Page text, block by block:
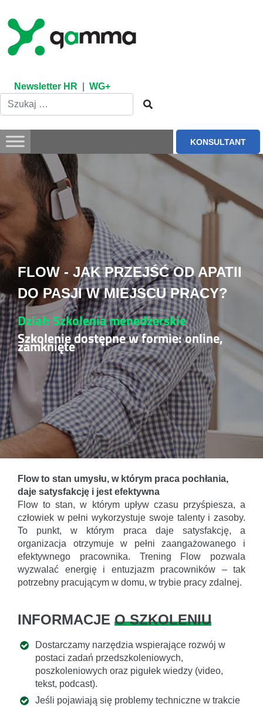
content
Newsletter HR WG+
KONSULTANT
FLOW - JAK PRZEJŚĆ OD APATII
DO PASJI W MIEJSCU PRACY?
Dział: Szkolenia menedżerskie
Szkolenie dostępne w formie: online,
zamknięte
Flow to stan umysłu, w którym praca pochłania,
daje satysfakcję i jest efektywna
Flow to stan, w którym upływ czasu przyśpiesza, a
człowiek w pełni wykorzystuje swoje talenty i zasoby.
To punkt, w którym praca daje satysfakcję, a
organizacja otrzymuje w pełni zaangażowanego i
efektywnego pracownika. Trening Flow pozwala
wyzwalać energię i entuzjazm pracowników – tak
potrzebny pracującym w domu, w trybie pracy zdalnej.
INFORMACJE O SZKOLENIU
Dostarczamy narzędzia wspierające rozwój w
postaci zadań przedszkoleniowych,
poszkoleniowych oraz pigułek wiedzy (video,
tekst, podcast).
Jeśli pojawiają się problemy techniczne w trakcie